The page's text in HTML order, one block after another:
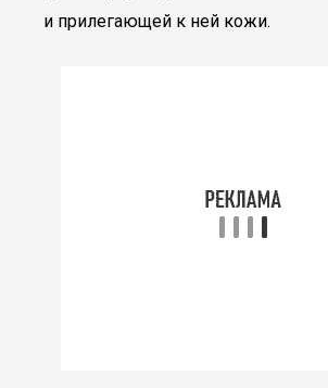
и прилегающей к ней кожи.